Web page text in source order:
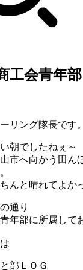
工会青年
リング隊長です。
朝でしたねぇ～
へ向かう田ん
んと晴れてよか
通り
年部に所属して
部ＬＯＧ